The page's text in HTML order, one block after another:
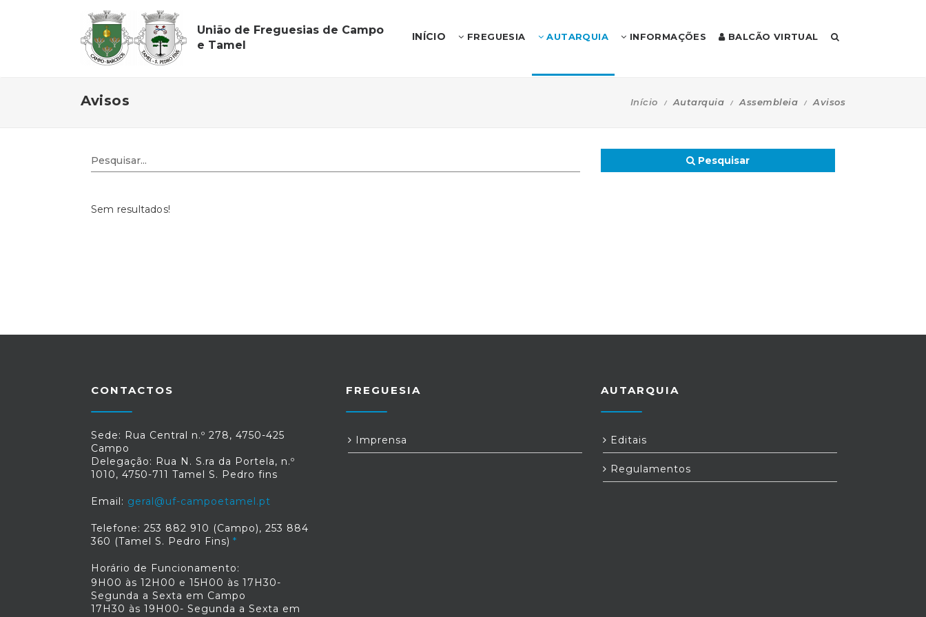
União de Freguesias de Campo
e Tamel
INÍCIO FREGUESIA AUTARQUIA INFORMAÇÕES BALCÃO VIRTUAL
Avisos Início Autarquia Assembleia Avisos
Pesquisar
Sem resultados!
CONTACTOS
Sede: Rua Central n.º 278, 4750-425
Campo
Delegação: Rua N. S.ra da Portela, n.º
1010, 4750-711 Tamel S. Pedro fins
Email: geral@uf-campoetamel.pt
Telefone: 253 882 910 (Campo), 253 884
360 (Tamel S. Pedro Fins)
Horário de Funcionamento:
9H00 às 12H00 e 15H00 às 17H30-
Segunda a Sexta em Campo
17H30 às 19H00- Segunda a Sexta em
FREGUESIA
Imprensa
AUTARQUIA
Editais
Regulamentos